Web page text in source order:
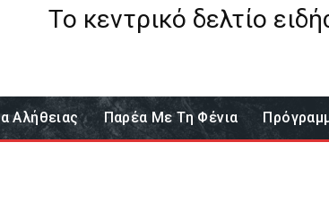
Το κεντρικό δελτίο
Αλήθειας Παρέα Με Τη Φένια